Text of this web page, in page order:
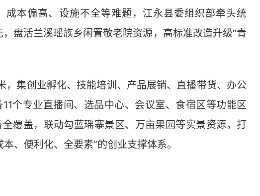
成本偏高、设施不全等难题，江永县委组织部牵头统
盘活兰溪瑶族乡闲置敬老院资源，高标准改造升级“青
创业孵化、技能培训、产品展销、直播带货、办公
个专业直播间、选品中心、会议室、食宿区等功能区
覆盖，联动勾蓝瑶寨景区、万亩果园等实景资源，打
、便利化、全要素”的创业支撑体系。